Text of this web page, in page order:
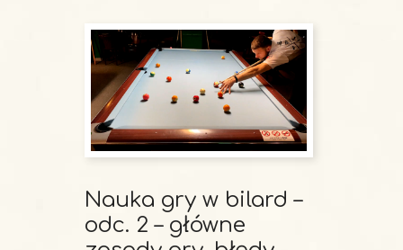
Nauka gry w bilard –
odc. 2 – główne